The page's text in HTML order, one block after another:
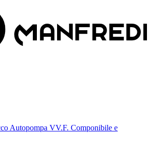
Autopompa VV.F. Componibile e